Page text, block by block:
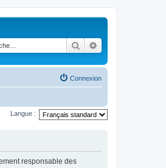
Rechercher
Connexion
Langue :
responsable des